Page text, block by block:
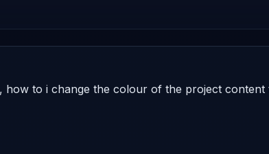
how to i change the colour of the project content